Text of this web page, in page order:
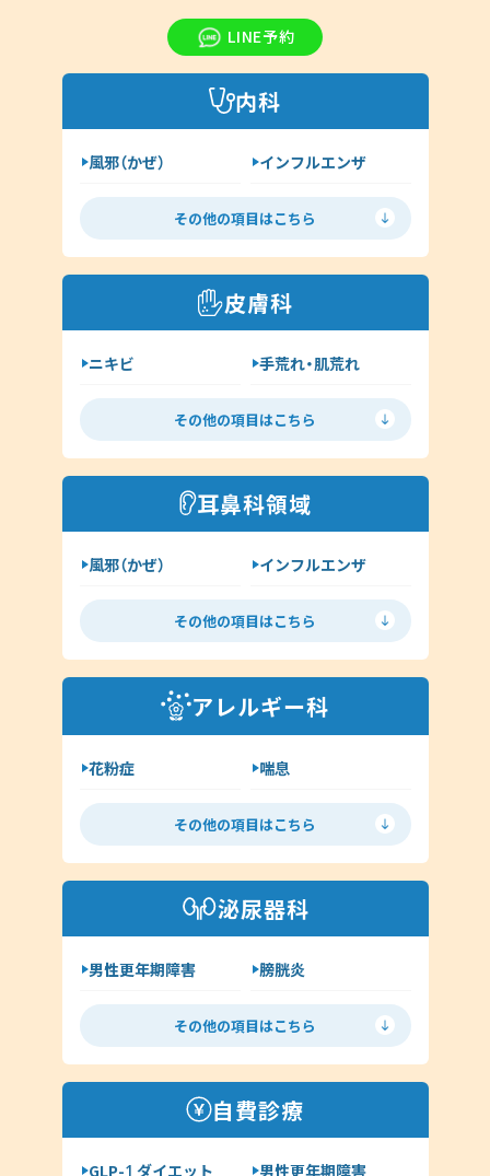
LINE予約
内科
風邪（かぜ）
インフルエンザ
胃腸炎
花粉症
喘息
高血圧
咳喘息
消化器内科
呼吸器内科
新型コロナウイルス感染症
その他の項目はこちら
皮膚科
ニキビ
手荒れ・肌荒れ
じんましん
水虫
ヘルペス
帯状疱疹
イボ（尋常性疣贅:ゆうぜい）
しみ・肝斑
ハイドロキノン
その他（皮膚科）
その他の項目はこちら
耳鼻科領域
風邪（かぜ）
インフルエンザ
扁桃炎
花粉症
舌下免疫療法
中耳炎
クラミジア
その他（耳鼻科領域）
その他の項目はこちら
アレルギー科
花粉症
喘息
舌下免疫療法
アレルギー検査
手荒れ・肌荒れ
じんましん
その他（アレルギー科）
その他の項目はこちら
泌尿器科
男性更年期障害
膀胱炎
尿道炎
亀頭包皮炎
性病の種類について
ヘルペス
クラミジア
梅毒
その他の項目はこちら
自費診療
GLP-1 ダイエット 男性更年期障害